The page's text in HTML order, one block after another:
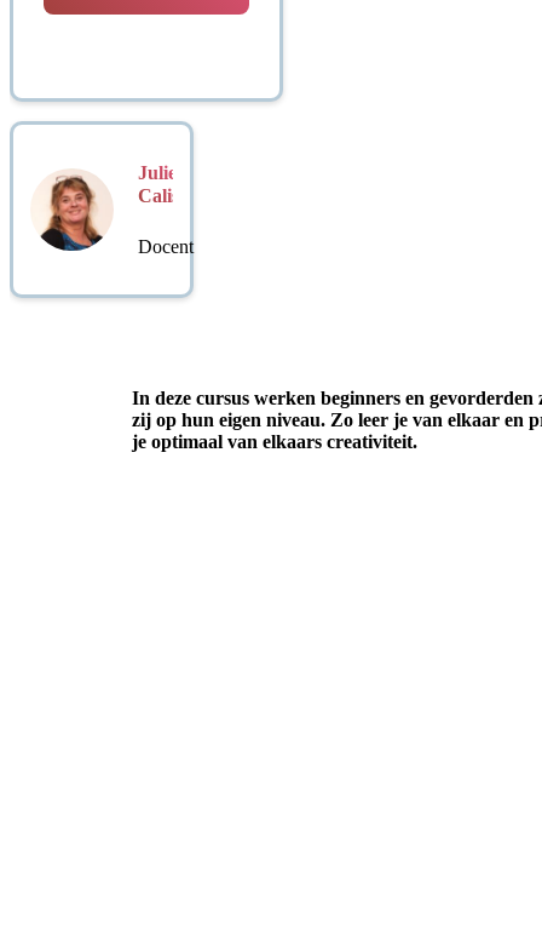
Juliette
Calis
Docent
In deze cursus werken beginners en gevorderden
zij op hun eigen niveau. Zo leer je van elkaar en
je optimaal van elkaars creativiteit.